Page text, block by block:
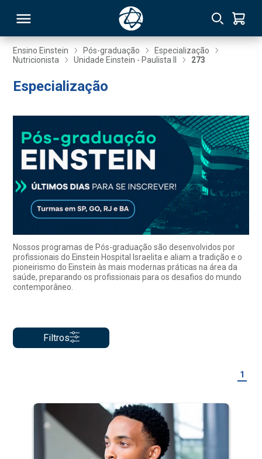
Ensino Einstein Pós-graduação
Especialização
Nutricionista
Unidade Einstein - Paulista II 273
Especialização
Nossos programas de Pós-graduação são desenvolvidos por
profissionais do Einstein Hospital Israelita e aliam a tradição e o
pioneirismo do Einstein às mais modernas práticas na área da
saúde, preparando os profissionais para os desafios do mundo
contemporâneo.
Filtros
1